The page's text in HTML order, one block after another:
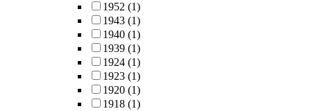
1952 (1)
1943 (1)
1940 (1)
1939 (1)
1924 (1)
1923 (1)
1920 (1)
1918 (1)